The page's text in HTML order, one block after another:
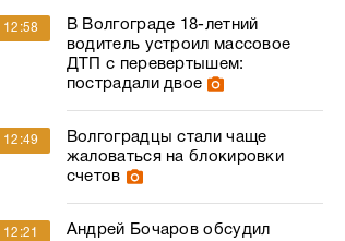
12:58
В Волгограде 18-летний
водитель устроил массовое
ДТП с перевертышем:
пострадали двое
12:49
Волгоградцы стали чаще
жаловаться на блокировки
счетов
12:21
Андрей Бочаров обсудил